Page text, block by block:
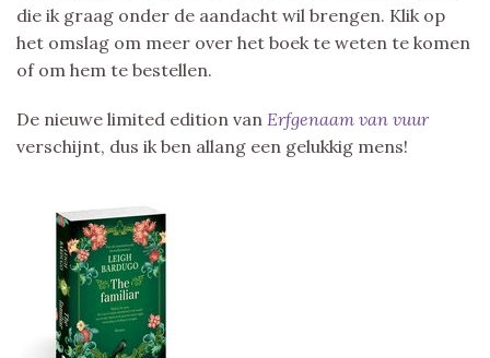
die ik graag onder de aandacht wil brengen. Klik op
het omslag om meer over het boek te weten te komen
of om hem te bestellen.
De nieuwe limited edition van Erfgenaam van vuur
verschijnt, dus ik ben allang een gelukkig mens!